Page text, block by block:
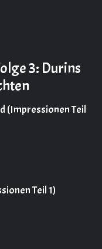
3: Durins
(Impressionen Teil
Teil 1)